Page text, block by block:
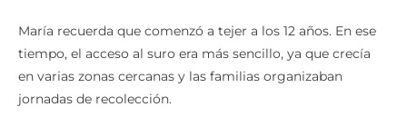
María recuerda que comenzó a tejer a los 12 años. En ese
tiempo, el acceso al suro era más sencillo, ya que crecía
en varias zonas cercanas y las familias organizaban
jornadas de recolección.